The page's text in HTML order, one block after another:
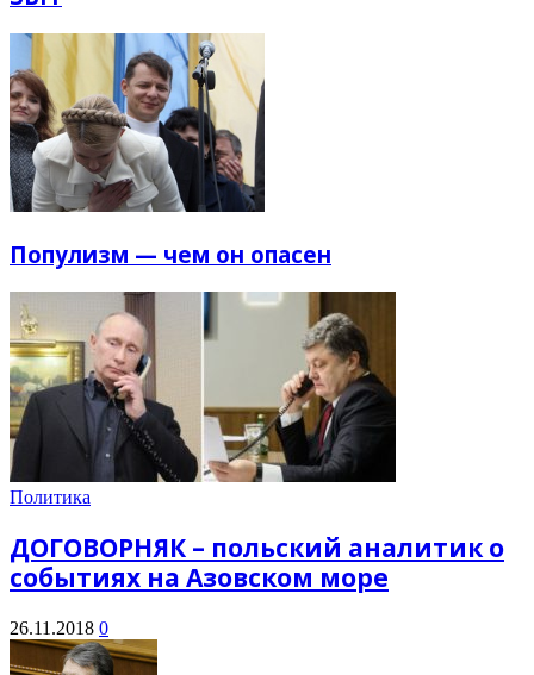
Популизм — чем он опасен
Политика
ДОГОВОРНЯК – польский аналитик о
событиях на Азовском море
26.11.2018 0